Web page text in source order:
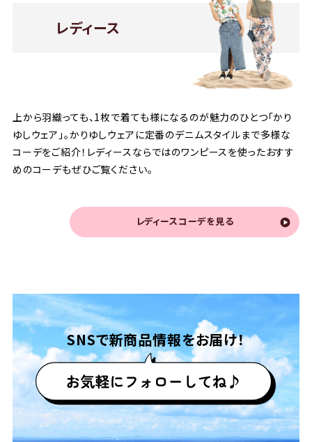
レディース
上から羽織っても、1枚で着ても様になるのが魅力のひとつ「かり
ゆしウェア」。かりゆしウェアに定番のデニムスタイルまで多様な
コーデをご紹介！レディースならではのワンピースを使ったおすす
めのコーデもぜひご覧ください。
レディースコーデを見る
SNSで新商品情報をお届け！